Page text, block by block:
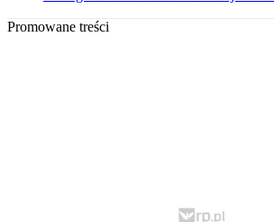
Promowane treści